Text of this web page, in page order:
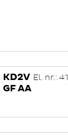
KD2V
GF AA
El. nr.: